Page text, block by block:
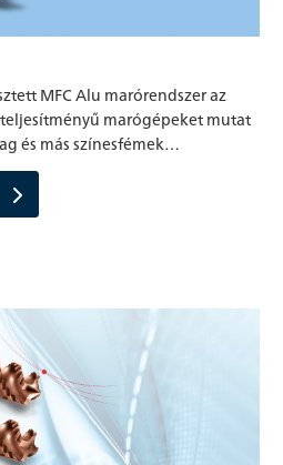
MFC Alu marórendszer az
marógépeket mutat
és más színesfémek…